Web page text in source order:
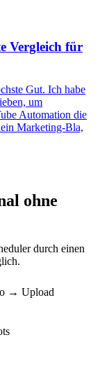
Vergleich für
Gut. Ich habe
um
Automation die
Marketing-Bla,
ohne
durch einen
→ Upload